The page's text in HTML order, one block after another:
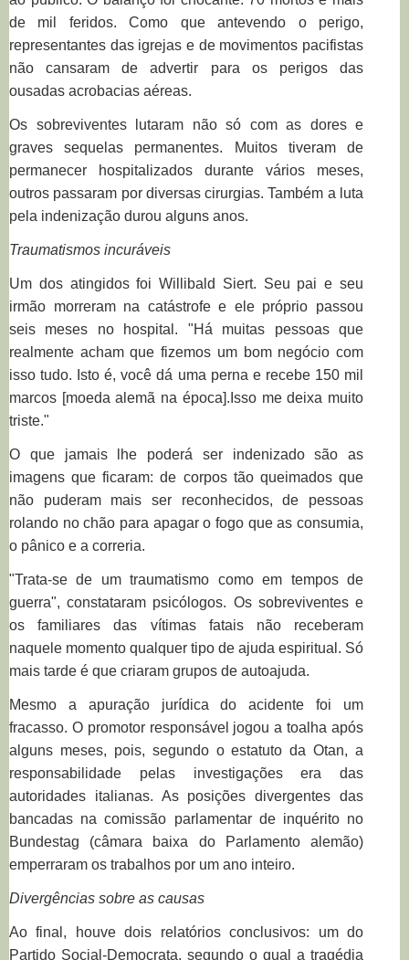
de mil feridos. Como que antevendo o perigo,
representantes das igrejas e de movimentos pacifistas
não cansaram de advertir para os perigos das
ousadas acrobacias aéreas.
Os sobreviventes lutaram não só com as dores e
graves sequelas permanentes. Muitos tiveram de
permanecer hospitalizados durante vários meses,
outros passaram por diversas cirurgias. Também a luta
pela indenização durou alguns anos.
Traumatismos incuráveis
Um dos atingidos foi Willibald Siert. Seu pai e seu
irmão morreram na catástrofe e ele próprio passou
seis meses no hospital. "Há muitas pessoas que
realmente acham que fizemos um bom negócio com
isso tudo. Isto é, você dá uma perna e recebe 150 mil
marcos [moeda alemã na época].Isso me deixa muito
triste."
O que jamais lhe poderá ser indenizado são as
imagens que ficaram: de corpos tão queimados que
não puderam mais ser reconhecidos, de pessoas
rolando no chão para apagar o fogo que as consumia,
o pânico e a correria.
"Trata-se de um traumatismo como em tempos de
guerra", constataram psicólogos. Os sobreviventes e
os familiares das vítimas fatais não receberam
naquele momento qualquer tipo de ajuda espiritual. Só
mais tarde é que criaram grupos de autoajuda.
Mesmo a apuração jurídica do acidente foi um
fracasso. O promotor responsável jogou a toalha após
alguns meses, pois, segundo o estatuto da Otan, a
responsabilidade pelas investigações era das
autoridades italianas. As posições divergentes das
bancadas na comissão parlamentar de inquérito no
Bundestag (câmara baixa do Parlamento alemão)
emperraram os trabalhos por um ano inteiro.
Divergências sobre as causas
Ao final, houve dois relatórios conclusivos: um do
Partido Social-Democrata, segundo o qual a tragédia